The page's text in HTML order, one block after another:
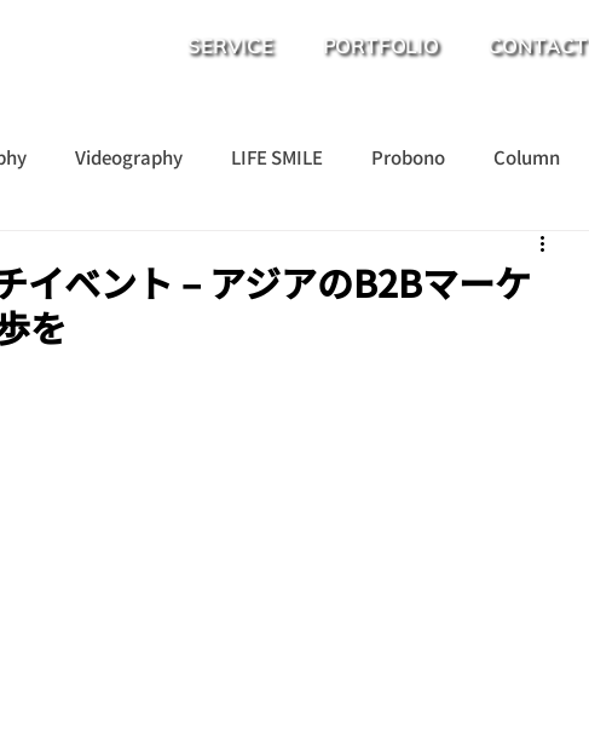
SERVICE PORTFOLIO CONTACT
Videography LIFE SMILE Probono Column
イベント – アジアのB2Bマーケ
を